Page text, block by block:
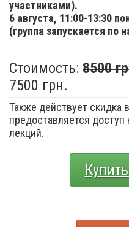
участниками).
6 августа, 11:00-13:30
(группа запускается по
Стоимость: 8500
7500 грн.
Также действует скидка
предоставляется
лекций.